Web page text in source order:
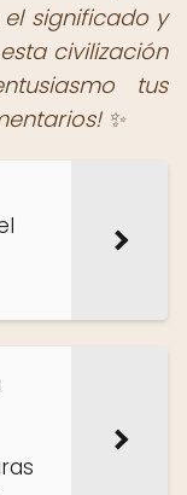
significado y
civilización
tus
✨